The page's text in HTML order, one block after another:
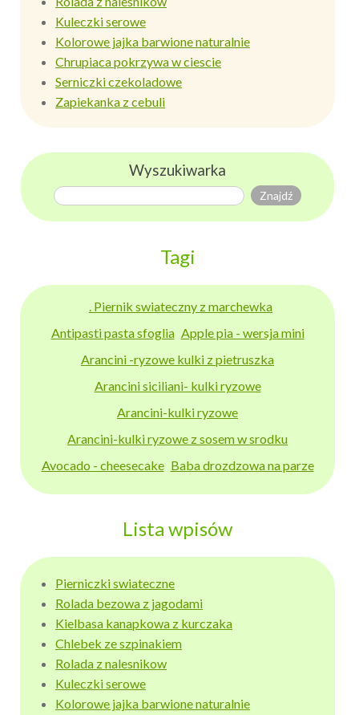
Kuleczki serowe
Kolorowe jajka barwione naturalnie
Chrupiaca pokrzywa w ciescie
Serniczki czekoladowe
Zapiekanka z cebuli
Wyszukiwarka
Tagi
. Piernik swiateczny z marchewka
Antipasti pasta sfoglia Apple pia - wersja mini
Arancini -ryzowe kulki z pietruszka
Arancini siciliani- kulki ryzowe
Arancini-kulki ryzowe
Arancini-kulki ryzowe z sosem w srodku
Avocado - cheesecake Baba drozdzowa na parze
Lista wpisów
Pierniczki swiateczne
Rolada bezowa z jagodami
Kielbasa kanapkowa z kurczaka
Chlebek ze szpinakiem
Rolada z nalesnikow
Kuleczki serowe
Kolorowe jajka barwione naturalnie